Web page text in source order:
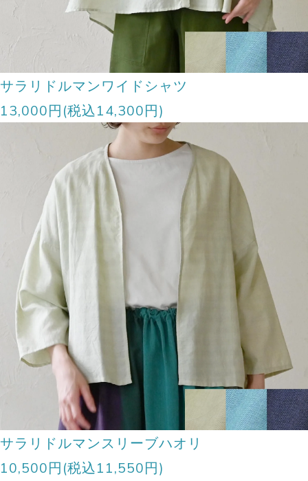
サラリドルマンワイドシャツ
13,000円(税込14,300円)
サラリドルマンスリーブハオリ
10,500円(税込11,550円)